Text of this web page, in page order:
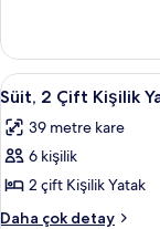
için
tüm
fotoğrafları
görün
Yatak,
Sigara
İçilmez
(Custom)
hakkında
daha
detay
Süit,
2
Çift
Kişilik
Yatak,
Engellilere
5
Süit, 2 Çift Kişilik
39 metre kare
6 kişilik
2 çift Kişilik Yatak
Daha çok detay
Süit,